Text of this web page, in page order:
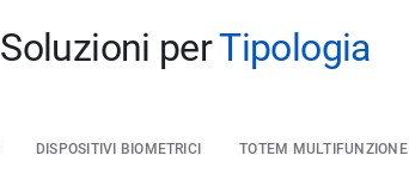
Soluzioni perTipologia
DISPOSITIVI BIOMETRICI TOTEM MULTIFUNZIONE